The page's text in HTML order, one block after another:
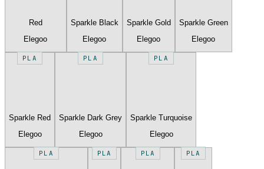
Red
Elegoo
Sparkle Black
Elegoo
Sparkle Gold
Elegoo
Sparkle Green
Elegoo
PLA
Sparkle Red
Elegoo
PLA
Sparkle Dark Grey
Elegoo
PLA
Sparkle Turquoise
Elegoo
PLA PLA PLA PLA